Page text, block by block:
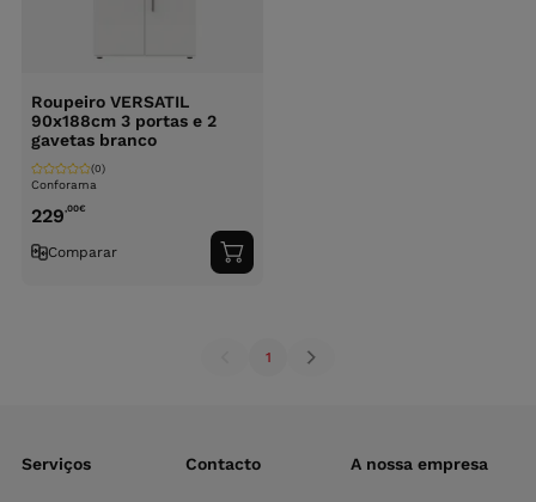
Roupeiro VERSATIL
90x188cm 3 portas e 2
gavetas branco
Conforama
(0)
229,00€
Comparar
Adicionar
ao
1
Serviços Contacto A nossa empresa